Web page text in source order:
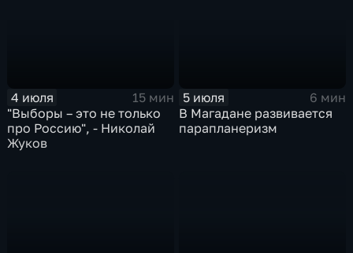
4 июля
15 мин
"Выборы – это не только
про Россию", - Николай
Жуков
5 июля
6 мин
В Магадане развивается
парапланеризм